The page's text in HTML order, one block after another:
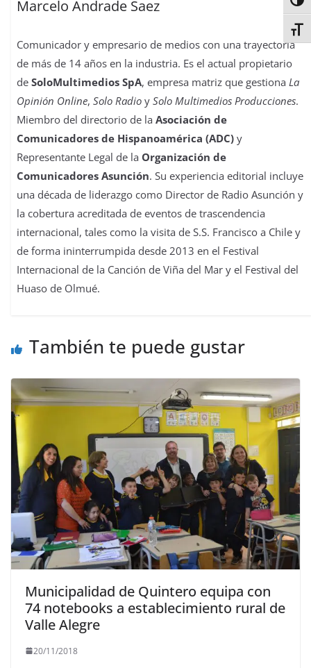
Marcelo Andrade Saez
Comunicador y empresario de medios con una trayectoria
de más de 14 años en la industria. Es el actual propietario
deSoloMultimedios SpA, empresa matriz que gestionaLa
Opinión Online,Solo Radio ySolo Multimedios Producciones.
Miembro del directorio de laAsociación de
Comunicadores de Hispanoamérica (ADC) y
Representante Legal de la Organización de
Comunicadores Asunción. Su experiencia editorial incluye
una década de liderazgo como Director de Radio Asunción y
la cobertura acreditada de eventos de trascendencia
internacional, tales como la visita de S.S. Francisco a Chile y
de forma ininterrumpida desde 2013 en el Festival
Internacional de la Canción de Viña del Mar y el Festival del
Huaso de Olmué.
También te puede gustar
Municipalidad de Quintero equipa con
74 notebooks a establecimiento rural de
Valle Alegre
20/11/2018